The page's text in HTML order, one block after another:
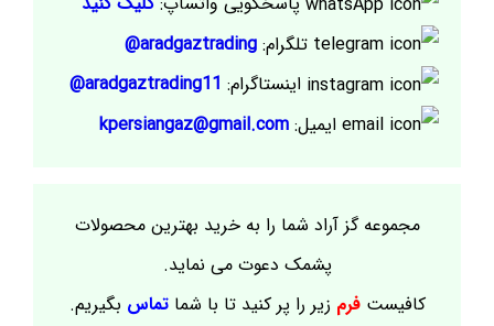
تلگرام: aradgaztrading@
اینستاگرام: aradgaztrading11@
ایمیل: kpersiangaz@gmail.com
مجموعه گز آراد شما را به خرید بهترین محصولات
پشمک دعوت می نماید.
کافیستفرم زیر را پر کنید تا با شماتماس بگیریم.